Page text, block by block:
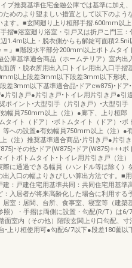
プ推奨基準住宅金融公庫では基準に加え
ためのより望ましい措置として以下のよう
ます。■玄関廻り上り桓部手摺.600mm以上
摺■浴室廻り浴室・引戸又は折戸こ門三：
1.4m以上・脱衣側からも解錠可面積2.5ni
』■階段水平部分200mm以上ポトムタイ
公庫基準適合商品（ホームテリア）室内出
面所・脱衣所用出入口トイレ用出入口手摺
以上段差3mm以下段差3mm以下形状
差3mm以下基準適合品•ドアcw875)•ドア•
片引き戸●片引き戸•トイレ用片引き戸●引
ポイント•大型引手（片引き戸）•大型引手
効幅員750mm以上（注）●廊下、上り桓郎
タイト（ドア）•ボトムタイト（ドア）•ボ
等への設置●有効幅員750mm以上（注）●
（注）推奨基準適合商品•片引き戸●片引
その他•ドア(W875)•ドア(W875)+++ボ
トボトムタイト•トイレ用片引き戸（注）
際に通過できる幅員（ハンドル等は除く）
出入口の幅よりきびしい算出方法です。■
建：戸建住宅用基準共同：共同住宅用基準
：入居者が将来高齢化した場合に利用する
居室：居間、台所、食事室、寝室等（建築
照）・手摺は両側に設置・勾配(R/T）は6/
面室内（その他）階段玄関上り口勾配、寸
•上り桓使用可●勾配6/7以下●段差180薗以